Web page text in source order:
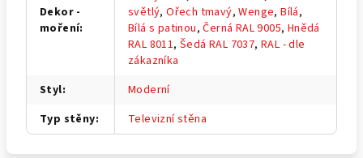
Dekor -
moření:
světlý,Ořech tmavý,Wenge,Bílá,
Bílá s patinou,Černá RAL 9005, Hnědá
RAL 8011,Šedá RAL 7037,RAL - dle
zákazníka
Styl:
Moderní
Typ stěny: Televizní stěna